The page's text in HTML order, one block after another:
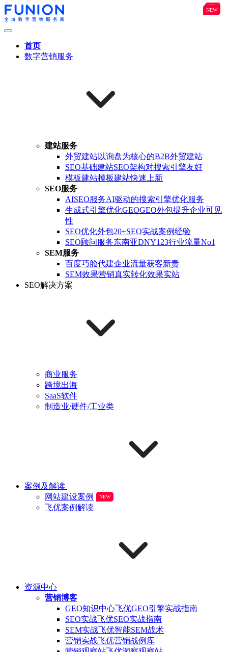
首页
数字营销服务
建站服务
外贸建站
B2B
以询盘为核心的B2B外贸建站
SEO基础建站SEO架构对搜索引擎友好
模板建站模板建站快速上新
SEO服务
AISEO服务AI驱动的搜索引擎优化服务
生成式引擎优化GEO
NEW
GEO外包提升企业可见
性
SEO优化外包20+SEO实战案例经验
SEO顾问服务东南亚DNY123行业流量No1
SEM服务
百度巧舱代建企业流量获客新贵
SEM效果营销真实转化效果实站
SEO解决方案
商业服务
跨境出海
SaaS软件
制造业/硬件/工业类
案例及解读
网站建设案例
NEW
飞优案例解读
资源中心
营销博客
GEO知识中心
NEW
飞优GEO引擎实战指南
SEO实战飞优SEO实战指南
SEM实战飞优智能SEM战术
营销实战飞优营销战例库
NEW